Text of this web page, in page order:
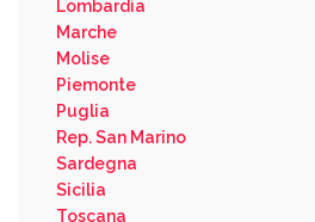
Lombardia
Marche
Molise
Piemonte
Puglia
Rep. San Marino
Sardegna
Sicilia
Toscana